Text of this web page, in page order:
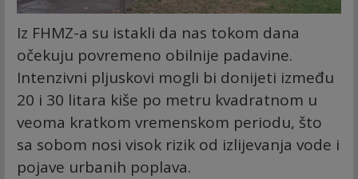
Iz FHMZ-a su istakli da nas tokom dana
očekuju povremeno obilnije padavine.
Intenzivni pljuskovi mogli bi donijeti između
20 i 30 litara kiše po metru kvadratnom u
veoma kratkom vremenskom periodu, što
sa sobom nosi visok rizik od izlijevanja vode i
pojave urbanih poplava.